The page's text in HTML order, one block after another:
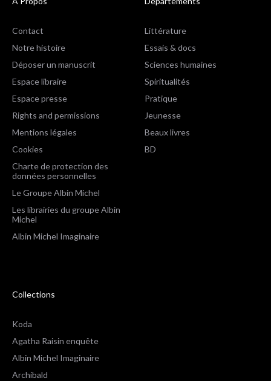
Contact
Notre histoire
Déposer un manuscrit
Espace libraire
Espace presse
Rights and permissions
Mentions légales
Cookies
Charte de protection des
données personnelles
Le Groupe Albin Michel
Les librairies du groupe Albin
Michel
Albin Michel Imaginaire
Littérature
Essais & docs
Sciences humaines
Spiritualités
Pratique
Jeunesse
Beaux livres
BD
Collections
Koda
Agatha Raisin enquête
Albin Michel Imaginaire
Archibald